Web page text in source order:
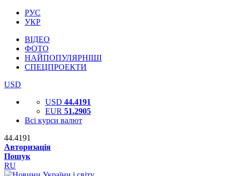
РУС
УКР
ВІДЕО
ФОТО
НАЙПОПУЛЯРНІШІ
СПЕЦПРОЕКТИ
USD
USD 44.4191
EUR 51.2905
Всі курси валют
44.4191
Авторизація
Пошук
RU